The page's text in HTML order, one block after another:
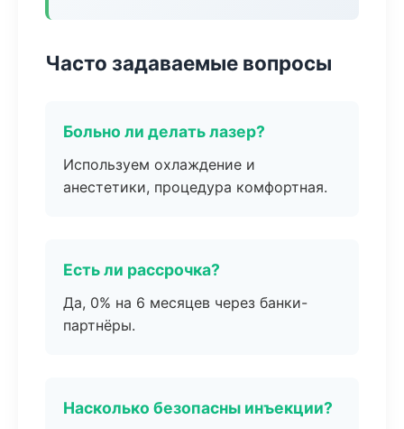
Часто задаваемые вопросы
Больно ли делать лазер?
Используем охлаждение и
анестетики, процедура комфортная.
Есть ли рассрочка?
Да, 0% на 6 месяцев через банки-
партнёры.
Насколько безопасны инъекции?